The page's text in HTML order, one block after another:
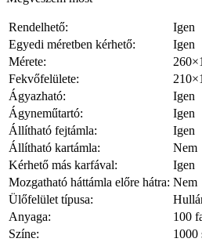
Rendelhető:
Igen
Egyedi méretben kérhető:
Igen
Mérete:
Fekvőfelülete:
Ágyazható:
Igen
Ágyneműtartó:
Igen
Állítható fejtámla:
Igen
Állítható kartámla:
Nem
Kérhető más karfával:
Igen
Mozgatható háttámla előre hátra: Nem
Ülőfelület típusa:
Anyaga:
100
Színe:
1000